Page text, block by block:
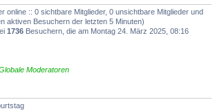
online :: 0 sichtbare Mitglieder, 0 unsichtbare Mitglieder und
aktiven Besuchern der letzten 5 Minuten)
1736 Besuchern, die am Montag 24. März 2025, 08:16
Moderatoren